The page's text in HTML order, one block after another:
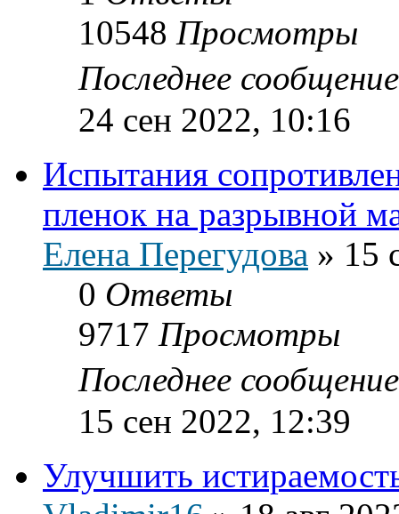
10548 Просмотры
Последнее
24 сен 2022, 10:16
Испытания
пленок на разрывной
Елена Перегудова » 15
0 Ответы
9717 Просмотры
Последнее
15 сен 2022, 12:39
Улучшить